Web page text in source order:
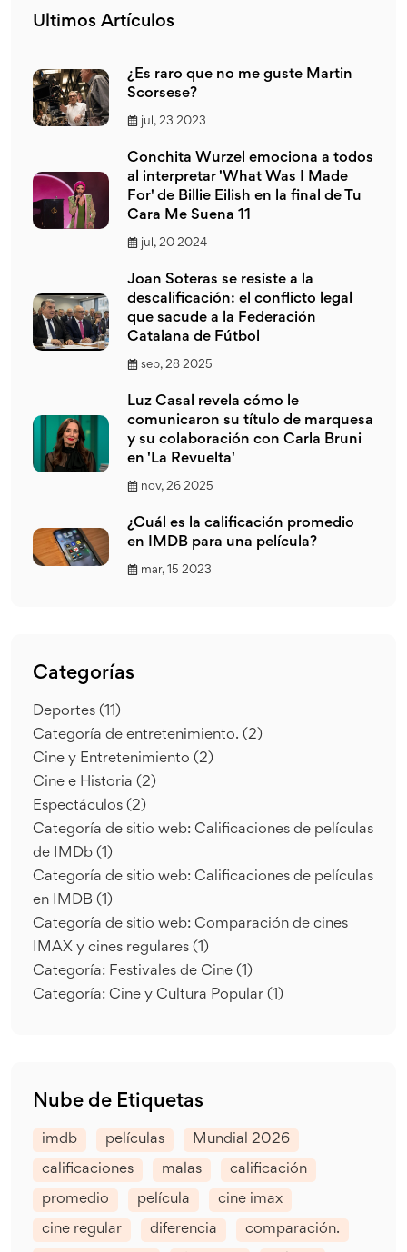
Ultimos Artículos
¿Es raro que no me guste Martin
Scorsese?
jul, 23 2023
Conchita Wurzel emociona a todos
al interpretar 'What Was I Made
For' de Billie Eilish en la final de Tu
Cara Me Suena 11
jul, 20 2024
Joan Soteras se resiste a la
descalificación: el conflicto legal
que sacude a la Federación
Catalana de Fútbol
sep, 28 2025
Luz Casal revela cómo le
comunicaron su título de marquesa
y su colaboración con Carla Bruni
en 'La Revuelta'
nov, 26 2025
¿Cuál es la calificación promedio
en IMDB para una película?
mar, 15 2023
Categorías
Deportes (11)
Categoría de entretenimiento. (2)
Cine y Entretenimiento (2)
Cine e Historia (2)
Espectáculos (2)
Categoría de sitio web: Calificaciones de películas
de IMDb (1)
Categoría de sitio web: Calificaciones de películas
en IMDB (1)
Categoría de sitio web: Comparación de cines
IMAX y cines regulares (1)
Categoría: Festivales de Cine (1)
Categoría: Cine y Cultura Popular (1)
Nube de Etiquetas
imdb películas Mundial 2026
calificaciones malas calificación
promedio película cine imax
cine regular diferencia comparación.